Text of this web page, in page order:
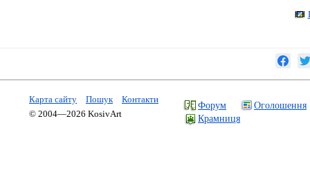
Карта сайту Пошук
Контакти
© 2004—2026 KosivArt
Форум
Оголошення
Крамниця